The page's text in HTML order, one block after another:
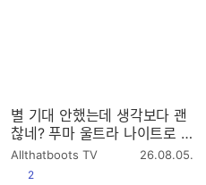
별 기대 안했는데 생각보다 괜
찮네? 푸마 울트라 나이트로 7
얼티메이트 MG 실착 리뷰
Allthatboots TV
작
26.08.05.
공감
2